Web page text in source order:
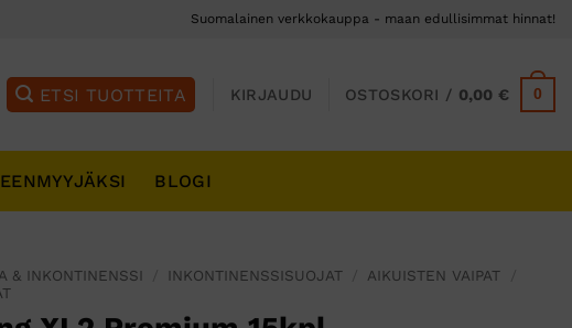
Suomalainen verkkokauppa - maan edullisimmat hinnat!
KIRJAUDU OSTOSKORI / 0,00€ 0
BLOGI
& INKONTINENSSI INKONTINENSSISUOJAT AIKUISTEN VAIPAT